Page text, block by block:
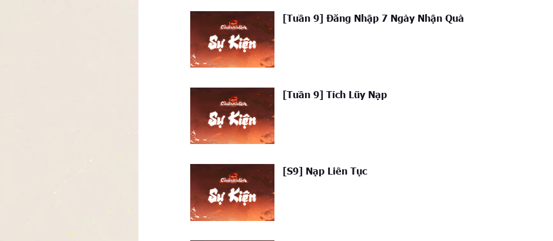
[Tuần 9] Đăng Nhập 7 Ngày Nhận Quà
[Tuần 9] Tích Lũy Nạp
[S9] Nạp Liên Tục